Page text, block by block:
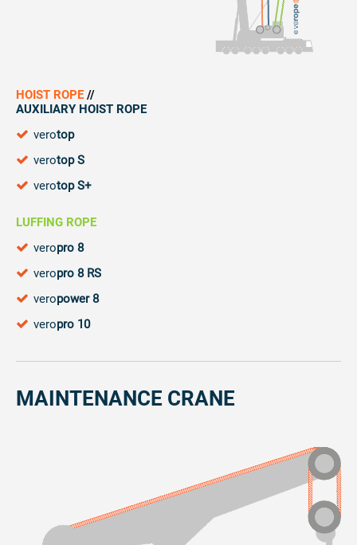
HOIST ROPE //
AUXILIARY HOIST ROPE
verotop
verotop S
verotop S+
LUFFING ROPE
veropro 8
veropro 8 RS
veropower 8
veropro 10
MAINTENANCE CRANE